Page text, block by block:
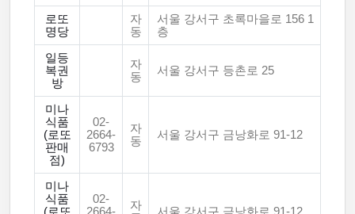
로또
명당
자
동
서울 강서구 초록마을로 156 1
층
일등
복권
방
자
동
서울 강서구 등촌로 25
미나
식품
(로또
판매
점)
02-
2664-
6793
자
동
서울 강서구 금낭화로 91-12
미나
식품
02-
자